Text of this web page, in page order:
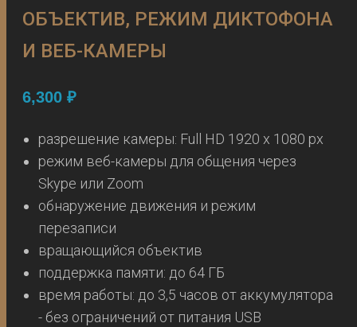
ОБЪЕКТИВ, РЕЖИМ ДИКТОФОНА
И ВЕБ-КАМЕРЫ
6,300₽
разрешение камеры: Full HD 1920 x 1080 px
режим веб-камеры для общения через
Skype или Zoom
обнаружение движения и режим
перезаписи
вращающийся объектив
поддержка памяти: до 64 ГБ
время работы: до 3,5 часов от аккумулятора
- без ограничений от питания USB